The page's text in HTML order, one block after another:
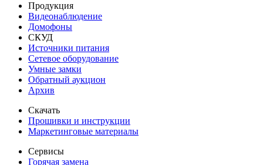
Продукция
Видеонаблюдение
Домофоны
СКУД
Источники питания
Сетевое оборудование
Умные замки
Обратный аукцион
Архив
Скачать
Прошивки и инструкции
Маркетинговые материалы
Сервисы
Горячая замена